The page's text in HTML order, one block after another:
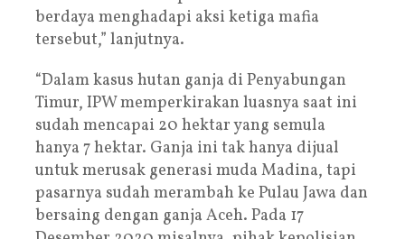
berdaya menghadapi aksi ketiga mafia
tersebut,” lanjutnya.
“Dalam kasus hutan ganja di Penyabungan
Timur, IPW memperkirakan luasnya saat ini
sudah mencapai 20 hektar yang semula
hanya 7 hektar. Ganja ini tak hanya dijual
untuk merusak generasi muda Madina, tapi
pasarnya sudah merambah ke Pulau Jawa dan
bersaing dengan ganja Aceh. Pada 17